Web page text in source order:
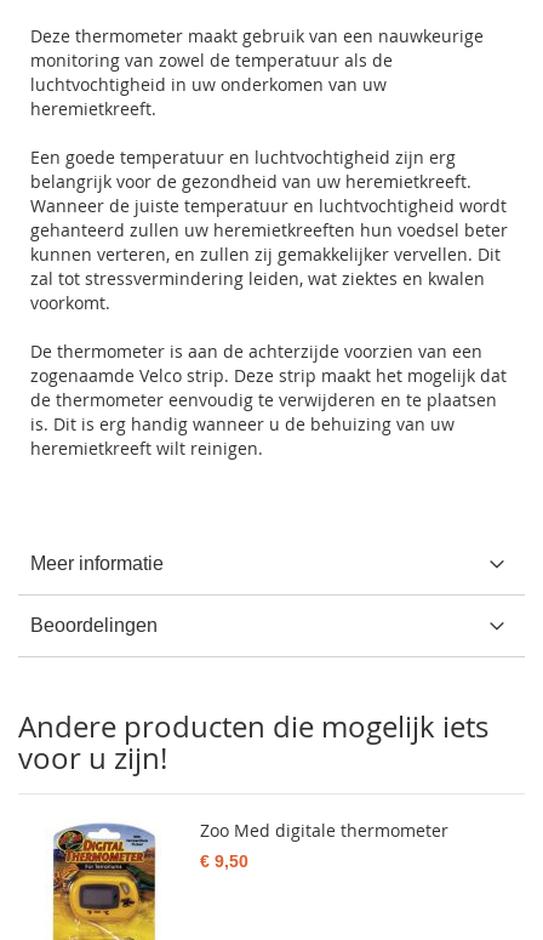
Deze thermometer maakt gebruik van een nauwkeurige
monitoring van zowel de temperatuur als de
luchtvochtigheid in uw onderkomen van uw
heremietkreeft.
Een goede temperatuur en luchtvochtigheid zijn erg
belangrijk voor de gezondheid van uw heremietkreeft.
Wanneer de juiste temperatuur en luchtvochtigheid wordt
gehanteerd zullen uw heremietkreeften hun voedsel beter
kunnen verteren, en zullen zij gemakkelijker vervellen. Dit
zal tot stressvermindering leiden, wat ziektes en kwalen
voorkomt.
De thermometer is aan de achterzijde voorzien van een
zogenaamde Velco strip. Deze strip maakt het mogelijk dat
de thermometer eenvoudig te verwijderen en te plaatsen
is. Dit is erg handig wanneer u de behuizing van uw
heremietkreeft wilt reinigen.
Meer informatie
Beoordelingen
Andere producten die mogelijk iets
voor u zijn!
Zoo Med digitale thermometer
€ 9,50